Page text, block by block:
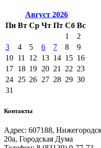
Август 2026
Пн Вт Ср Чт Пт Сб Вс
1
2
3
4 5 6 7 8
9
10 11 12 13 14 15 16
17 18 19 20 21 22 23
24 25 26 27 28 29 30
31
Контакты
Адрес: 607188,
20а, Городская Дума